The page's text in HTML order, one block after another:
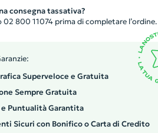
aziendali o regali promozionali.
rappresentare al meglio la tua
consegna tassativa?
800 11074 prima di completare l’ordine.
Superveloce e Gratuita
Sempre Gratuita
Puntualità Garantita
Sicuri con Bonifico o Carta di Credito